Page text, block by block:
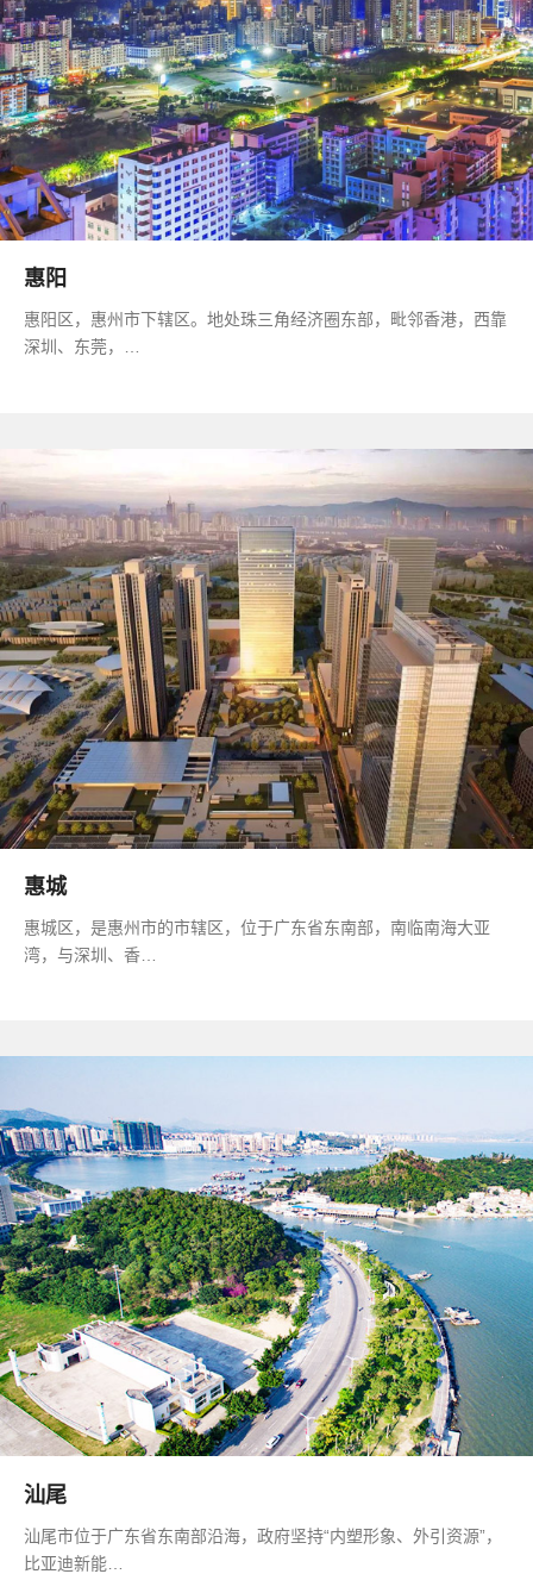
惠阳
惠阳区，惠州市下辖区。地处珠三角经济圈东部，毗邻香港，西靠
深圳、东莞，…
惠城
惠城区，是惠州市的市辖区，位于广东省东南部，南临南海大亚
湾，与深圳、香…
汕尾
汕尾市位于广东省东南部沿海，政府坚持“内塑形象、外引资源”，
比亚迪新能…